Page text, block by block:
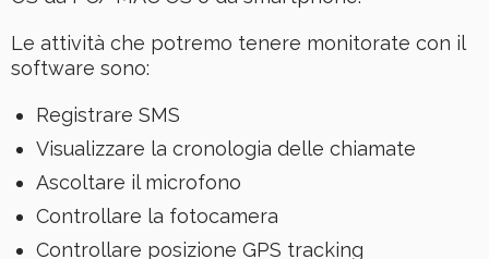
Le attività che potremo tenere monitorate con il
software sono:
Registrare SMS
Visualizzare la cronologia delle chiamate
Ascoltare il microfono
Controllare la fotocamera
Controllare posizione GPS tracking